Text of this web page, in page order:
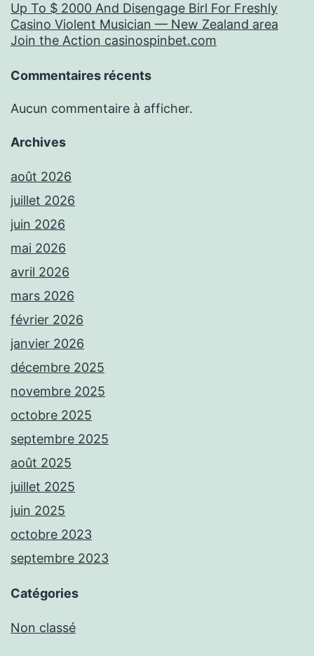
Up To $ 2000 And Disengage Birl For Freshly
Casino Violent Musician — New Zealand area
Join the Action casinospinbet.com
Commentaires récents
Aucun commentaire à afficher.
Archives
août 2026
juillet 2026
juin 2026
mai 2026
avril 2026
mars 2026
février 2026
janvier 2026
décembre 2025
novembre 2025
octobre 2025
septembre 2025
août 2025
juillet 2025
juin 2025
octobre 2023
septembre 2023
Catégories
Non classé